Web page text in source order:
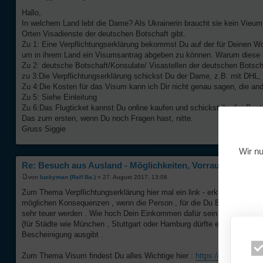
Hallo,
In welchem Land lebt die Dame? Als Ukrainerin braucht sie kein
Orten Visadienste der deutschen Botschaft gibt.
Zu 1: Eine Verpflichtungserklärung bekommst Du auf der für Deinen
um in ihrem Land ein Visumsantrag abgeben zu können. Warum
Zu 2: deutsche Botschaft/Konsulate/ Visastellen der deutschen
zu 3:Die Verpflichtungserklärung schickst Du der Dame, z.B. mit
Zu 4:Die Kosten für das Visum kann ich Dir nicht genau sagen, die
Zu 5: Siehe Einleitung
Zu 6:Das Flugticket kannst Du online kaufen und schickst ihr diei
Das zum ersten, wenn Du noch Fragen hast, nitte.
Gruss Siggie
Re: Besuch aus Ausland - Möglichkeiten,
von luckyman (Ralf Ba.) » 27. August 2017, 13:08
Zum Thema Verpflichtungserklärung hier mal ein link - erklärt schon
möglichen Konsequenzen , wenn die Person , für die Du Erklärung
sehr teuer werden . Wie hoch Dein Einkommen dafür sein muss , ist
(für Städte wie München , Stuttgart oder Hamburg dürfte es nicht
Bescheinigung ausgibt .
Zum Thema Visum findest Du alles Wichtige hier : https://
Wir